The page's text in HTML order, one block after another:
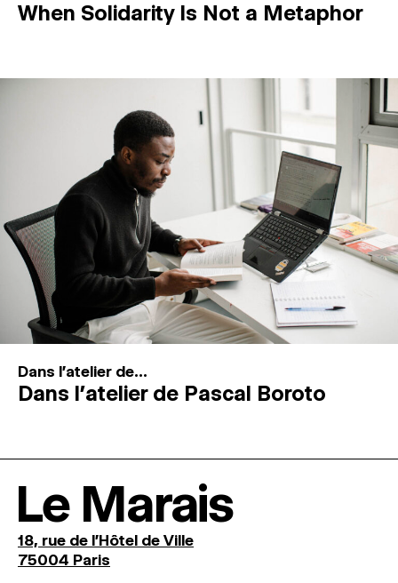
When Solidarity Is Not a Metaphor
Dans l'atelier de...
Dans l’atelier de Pascal Boroto
Le Marais
18, rue de l'Hôtel de Ville
75004 Paris